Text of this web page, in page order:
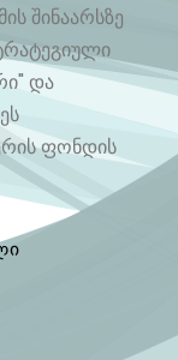
შინაარსზე
და
ფონდის